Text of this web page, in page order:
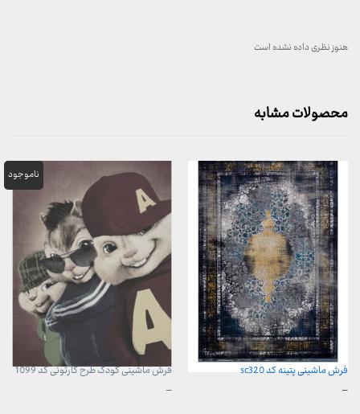
هنوز نظری داده نشده است
محصولات مشابه
فرش ماشینی پتینه کد sc320
–محدوده
فرش ماشینی کودک طرح کارتونی کد 1099
–محدوده